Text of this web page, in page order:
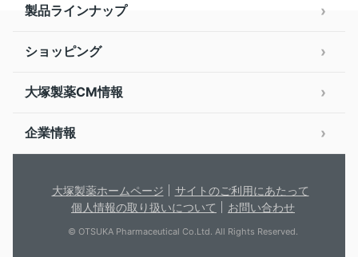
製品ラインナップ
ショッピング
大塚製薬CM情報
企業情報
大塚製薬ホームページ
サイトのご利用にあたって
個人情報の取り扱いについて
お問い合わせ
© OTSUKA Pharmaceutical Co.Ltd. All Rights Reserved.